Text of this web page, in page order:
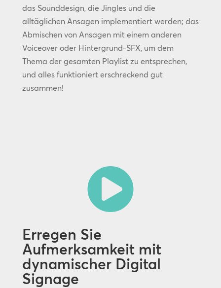
das Sounddesign, die Jingles und die
alltäglichen Ansagen implementiert werden; das
Abmischen von Ansagen mit einem anderen
Voiceover oder Hintergrund-SFX, um dem
Thema der gesamten Playlist zu entsprechen,
und alles funktioniert erschreckend gut
zusammen!

Erregen Sie
Aufmerksamkeit mit
dynamischer Digital
Signage